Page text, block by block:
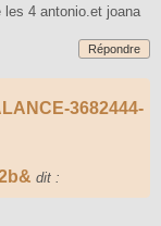
4 antonio.et joana
Répondre
3682444-
dit :